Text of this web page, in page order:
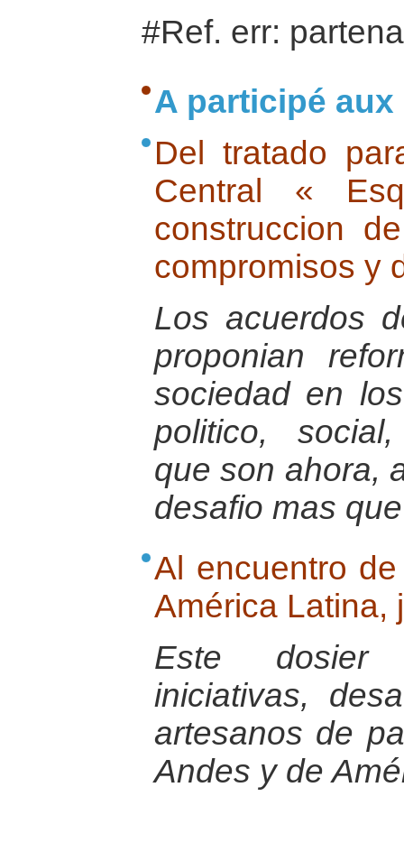
#Ref. err:
A participé
Del tratado
Central «
construccion
compromisos y
Los acuerdos
proponian
sociedad en
politico,
que son ahora,
desafio mas
Al encuentro
América Latina,
Este dosier
iniciativas,
artesanos de
Andes y de